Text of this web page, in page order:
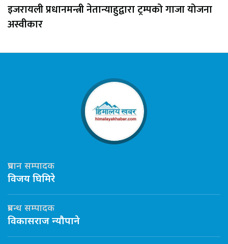
इजरायली प्रधानमन्त्री नेतान्याहुद्वारा ट्रम्पको गाजा योजना
अस्वीकार
प्रधान सम्पादक
विजय घिमिरे
प्रबन्ध सम्पादक
विकासराज न्यौपाने